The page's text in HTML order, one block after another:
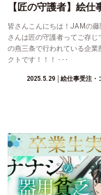
【匠の守護者】絵仕
皆さんこんにちは！JAMの藤
さんは匠の守護者ってご存じ
の燕三条で行われている企業
クトです！！！ ･･･
2025.5.29 │絵仕事受注・